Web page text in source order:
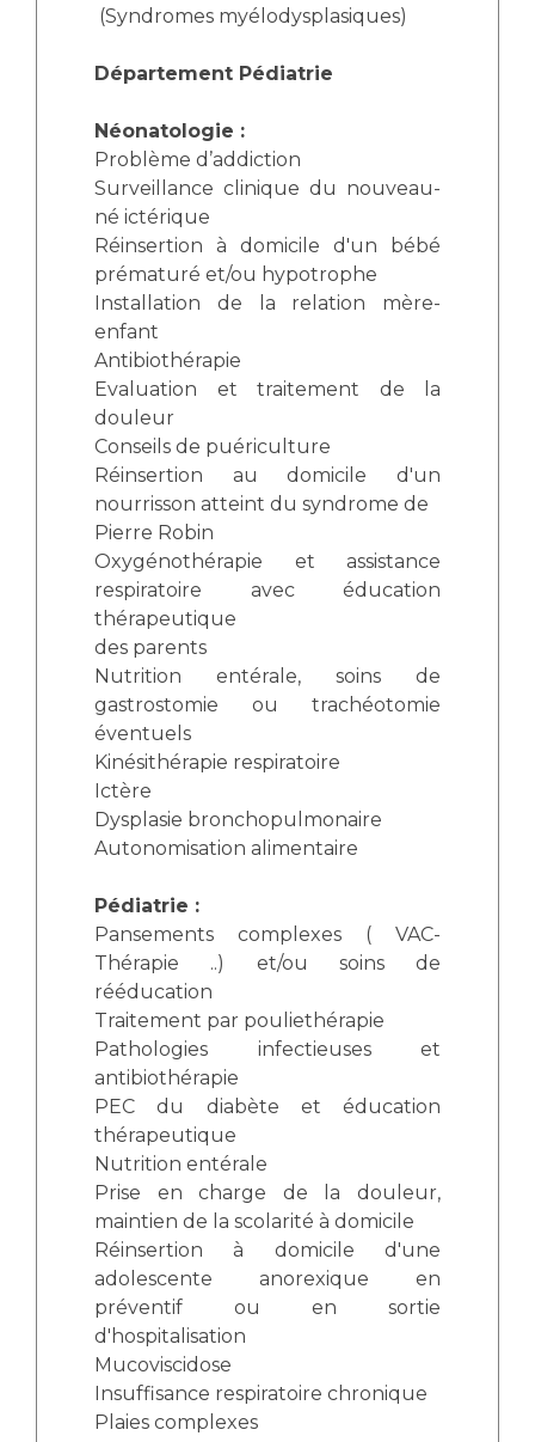
(Syndromes myélodysplasiques)
Département Pédiatrie
Néonatologie :
Problème d’addiction
Surveillance clinique du nouveau-
né ictérique
Réinsertion à domicile d'un bébé
prématuré et/ou hypotrophe
Installation de la relation mère-
enfant
Antibiothérapie
Evaluation et traitement de la
douleur
Conseils de puériculture
Réinsertion au domicile d'un
nourrisson atteint du syndrome de
Pierre Robin
Oxygénothérapie et assistance
respiratoire avec éducation
thérapeutique
des parents
Nutrition entérale, soins de
gastrostomie ou trachéotomie
éventuels
Kinésithérapie respiratoire
Ictère
Dysplasie bronchopulmonaire
Autonomisation alimentaire
Pédiatrie :
Pansements complexes ( VAC-
Thérapie ..) et/ou soins de
rééducation
Traitement par pouliethérapie
Pathologies infectieuses et
antibiothérapie
PEC du diabète et éducation
thérapeutique
Nutrition entérale
Prise en charge de la douleur,
maintien de la scolarité à domicile
Réinsertion à domicile d'une
adolescente anorexique en
préventif ou en sortie
d'hospitalisation
Mucoviscidose
Insuffisance respiratoire chronique
Plaies complexes